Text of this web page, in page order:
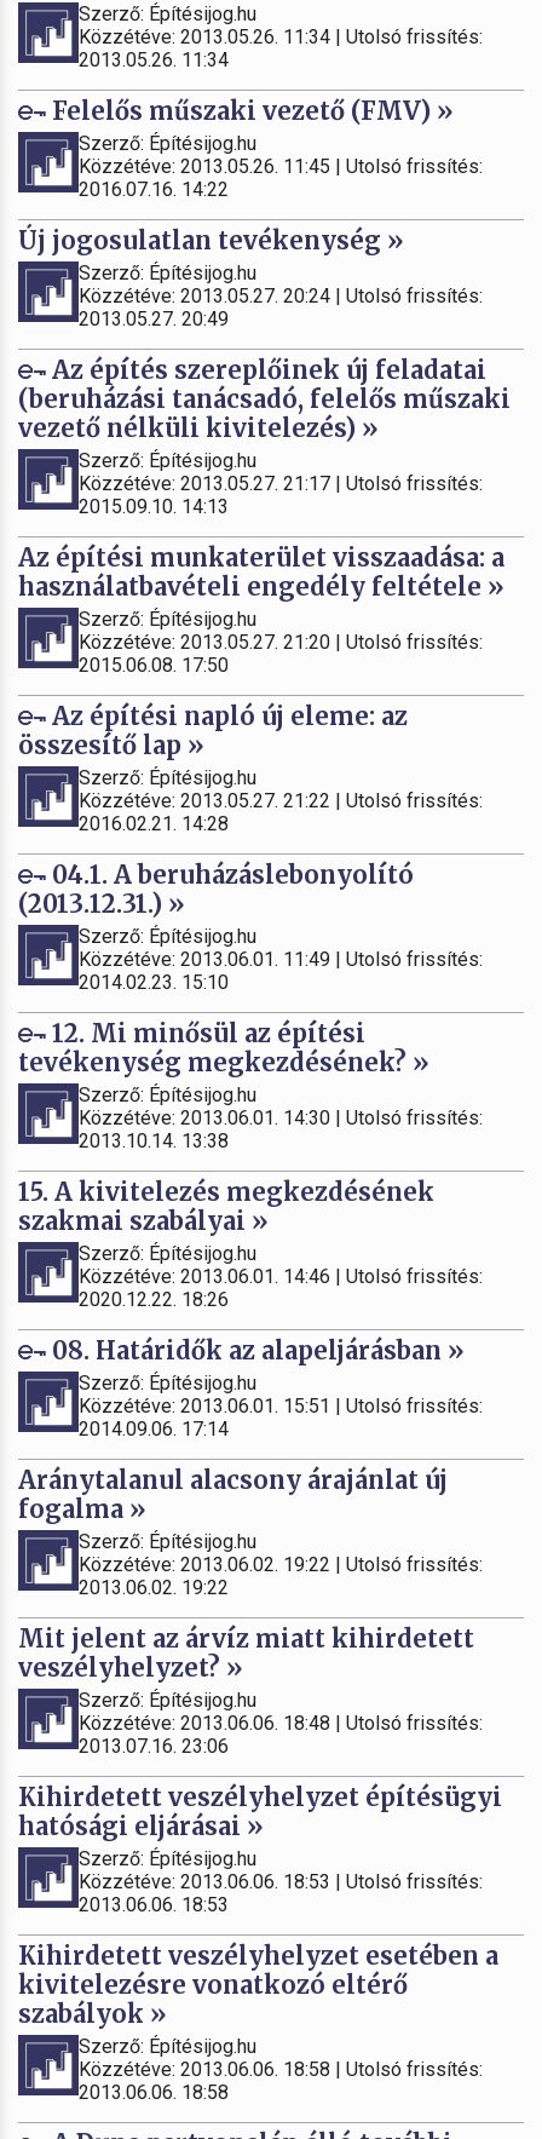
Szerző: Építésijog.hu
Közzétéve: 2013.05.26. 11:34 | Utolsó frissítés:
2013.05.26. 11:34
Felelős műszaki vezető (FMV) »
Szerző: Építésijog.hu
Közzétéve: 2013.05.26. 11:45 | Utolsó frissítés:
2016.07.16. 14:22
Új jogosulatlan tevékenység »
Szerző: Építésijog.hu
Közzétéve: 2013.05.27. 20:24 | Utolsó frissítés:
2013.05.27. 20:49
Az építés szereplőinek új feladatai
(beruházási tanácsadó, felelős műszaki
vezető nélküli kivitelezés) »
Szerző: Építésijog.hu
Közzétéve: 2013.05.27. 21:17 | Utolsó frissítés:
2015.09.10. 14:13
Az építési munkaterület visszaadása: a
használatbavételi engedély feltétele »
Szerző: Építésijog.hu
Közzétéve: 2013.05.27. 21:20 | Utolsó frissítés:
2015.06.08. 17:50
Az építési napló új eleme: az
összesítő lap »
Szerző: Építésijog.hu
Közzétéve: 2013.05.27. 21:22 | Utolsó frissítés:
2016.02.21. 14:28
04.1. A beruházáslebonyolító
(2013.12.31.) »
Szerző: Építésijog.hu
Közzétéve: 2013.06.01. 11:49 | Utolsó frissítés:
2014.02.23. 15:10
12. Mi minősül az építési
tevékenység megkezdésének? »
Szerző: Építésijog.hu
Közzétéve: 2013.06.01. 14:30 | Utolsó frissítés:
2013.10.14. 13:38
15. A kivitelezés megkezdésének
szakmai szabályai »
Szerző: Építésijog.hu
Közzétéve: 2013.06.01. 14:46 | Utolsó frissítés:
2020.12.22. 18:26
08. Határidők az alapeljárásban »
Szerző: Építésijog.hu
Közzétéve: 2013.06.01. 15:51 | Utolsó frissítés:
2014.09.06. 17:14
Aránytalanul alacsony árajánlat új
fogalma »
Szerző: Építésijog.hu
Közzétéve: 2013.06.02. 19:22 | Utolsó frissítés:
2013.06.02. 19:22
Mit jelent az árvíz miatt kihirdetett
veszélyhelyzet? »
Szerző: Építésijog.hu
Közzétéve: 2013.06.06. 18:48 | Utolsó frissítés:
2013.07.16. 23:06
Kihirdetett veszélyhelyzet építésügyi
hatósági eljárásai »
Szerző: Építésijog.hu
Közzétéve: 2013.06.06. 18:53 | Utolsó frissítés:
2013.06.06. 18:53
Kihirdetett veszélyhelyzet esetében a
kivitelezésre vonatkozó eltérő
szabályok »
Szerző: Építésijog.hu
Közzétéve: 2013.06.06. 18:58 | Utolsó frissítés:
2013.06.06. 18:58